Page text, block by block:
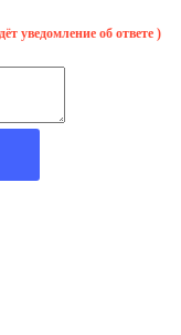
уведомление об ответе )